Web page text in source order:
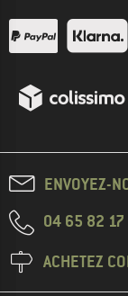
ENVOYEZ-
04 65 82 17
ACHETEZ